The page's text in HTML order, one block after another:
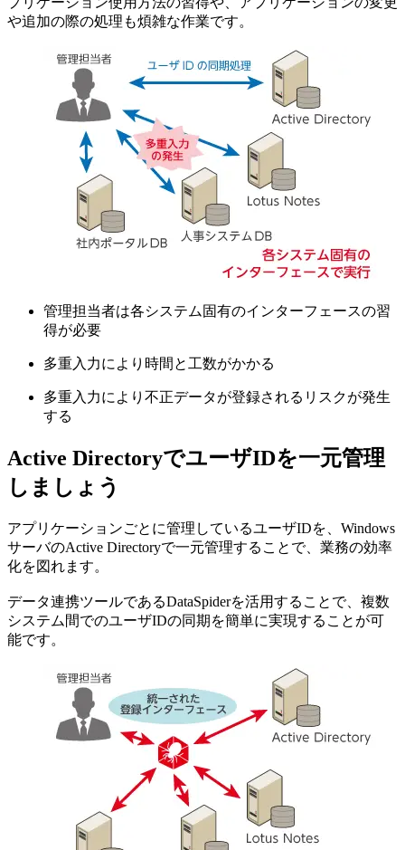
や追加の際の処理も煩雑な作業です。
管理担当者は各システム固有のインターフェースの習
得が必要
多重入力により時間と工数がかかる
多重入力により不正データが登録されるリスクが発生
する
Active DirectoryでユーザIDを一元管理
しましょう
アプリケーションごとに管理しているユーザIDを、Windows
サーバのActive Directoryで一元管理することで、業務の効率
化を図れます。
データ連携ツールであるDataSpiderを活用することで、複数
システム間でのユーザIDの同期を簡単に実現することが可
能です。